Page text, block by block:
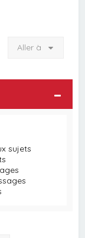
Aller à
sujets